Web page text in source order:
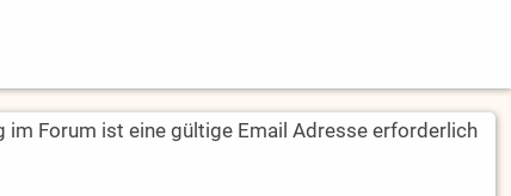
im Forum ist eine gültige Email Adresse erforderlich